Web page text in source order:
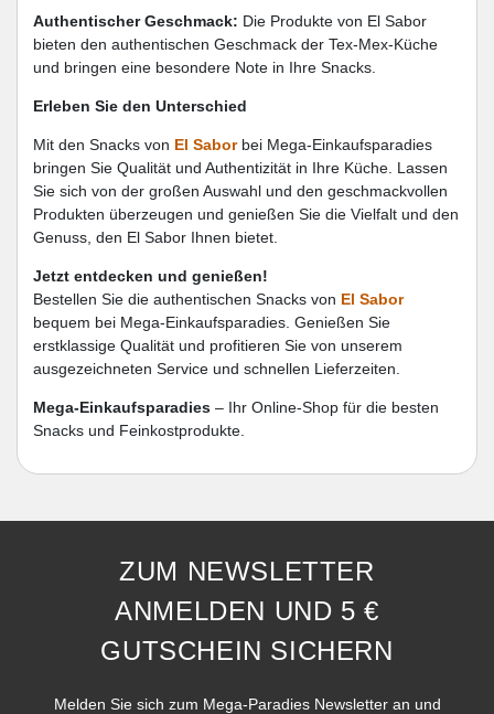
Authentischer Geschmack: Die Produkte von El Sabor
bieten den authentischen Geschmack der Tex-Mex-Küche
und bringen eine besondere Note in Ihre Snacks.
Erleben Sie den Unterschied
Mit den Snacks von El Saborbei Mega-Einkaufsparadies
bringen Sie Qualität und Authentizität in Ihre Küche. Lassen
Sie sich von der großen Auswahl und den geschmackvollen
Produkten überzeugen und genießen Sie die Vielfalt und den
Genuss, den El Sabor Ihnen bietet.
Jetzt entdecken und genießen!
Bestellen Sie die authentischen Snacks von El Sabor
bequem bei Mega-Einkaufsparadies. Genießen Sie
erstklassige Qualität und profitieren Sie von unserem
ausgezeichneten Service und schnellen Lieferzeiten.
Mega-Einkaufsparadies – Ihr Online-Shop für die besten
Snacks und Feinkostprodukte.
ZUM NEWSLETTER
ANMELDEN UND 5 €
GUTSCHEIN SICHERN
Melden Sie sich zum Mega-Paradies Newsletter an und